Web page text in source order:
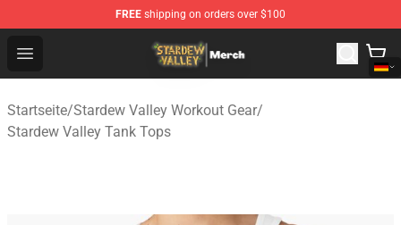
FREE shipping on orders over $100
Open menu
Stardew Valley Store - Official Stardew Valley
Startseite/Stardew Valley Workout Gear/
Stardew Valley Tank Tops